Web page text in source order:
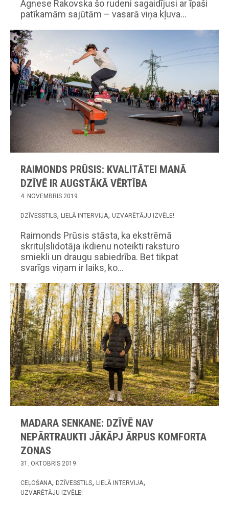
Agnese Rakovska šo rudeni sagaidījusi ar īpaši
patīkamām sajūtām – vasarā viņa kļuva…
RAIMONDS PRŪSIS: KVALITĀTEI MANĀ
DZĪVĒ IR AUGSTĀKĀ VĒRTĪBA
4. NOVEMBRIS 2019
DZĪVESSTILS LIELĀ INTERVIJA UZVARĒTĀJU IZVĒLE!
Raimonds Prūsis stāsta, ka ekstrēmā
skrituļslidotāja ikdienu noteikti raksturo
smiekli un draugu sabiedrība. Bet tikpat
svarīgs viņam ir laiks, ko…
MADARA SENKANE: DZĪVĒ NAV
NEPĀRTRAUKTI JĀKĀPJ ĀRPUS KOMFORTA
ZONAS
31. OKTOBRIS 2019
CEĻOŠANA DZĪVESSTILS
LIELĀ INTERVIJA
UZVARĒTĀJU IZVĒLE!